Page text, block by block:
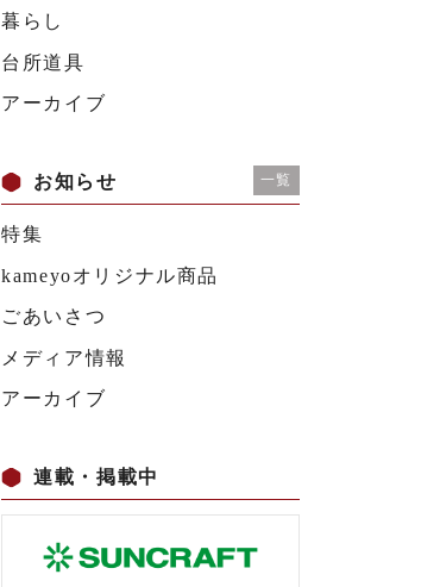
暮らし
台所道具
アーカイブ
お知らせ 一覧
特集
kameyoオリジナル商品
ごあいさつ
メディア情報
アーカイブ
連載・掲載中